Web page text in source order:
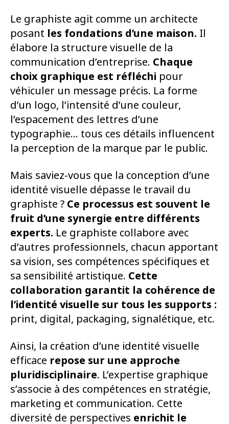
Le graphiste agit comme un architecte
posant les fondations d’une maison. Il
élabore la structure visuelle de la
communication d’entreprise. Chaque
choix graphique est réfléchi pour
véhiculer un message précis. La forme
d’un logo, l’intensité d’une couleur,
l’espacement des lettres d’une
typographie… tous ces détails influencent
la perception de la marque par le public.
Mais saviez-vous que la conception d’une
identité visuelle dépasse le travail du
graphiste ? Ce processus est souvent le
fruit d’une synergie entre différents
experts. Le graphiste collabore avec
d’autres professionnels, chacun apportant
sa vision, ses compétences spécifiques et
sa sensibilité artistique. Cette
collaboration garantit la cohérence de
l’identité visuelle sur tous les supports :
print, digital, packaging, signalétique, etc.
Ainsi, la création d’une identité visuelle
efficace repose sur une approche
pluridisciplinaire. L’expertise graphique
s’associe à des compétences en stratégie,
marketing et communication. Cette
diversité de perspectives enrichit le